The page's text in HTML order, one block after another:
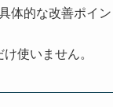
体的な改善ポイン
使いません。